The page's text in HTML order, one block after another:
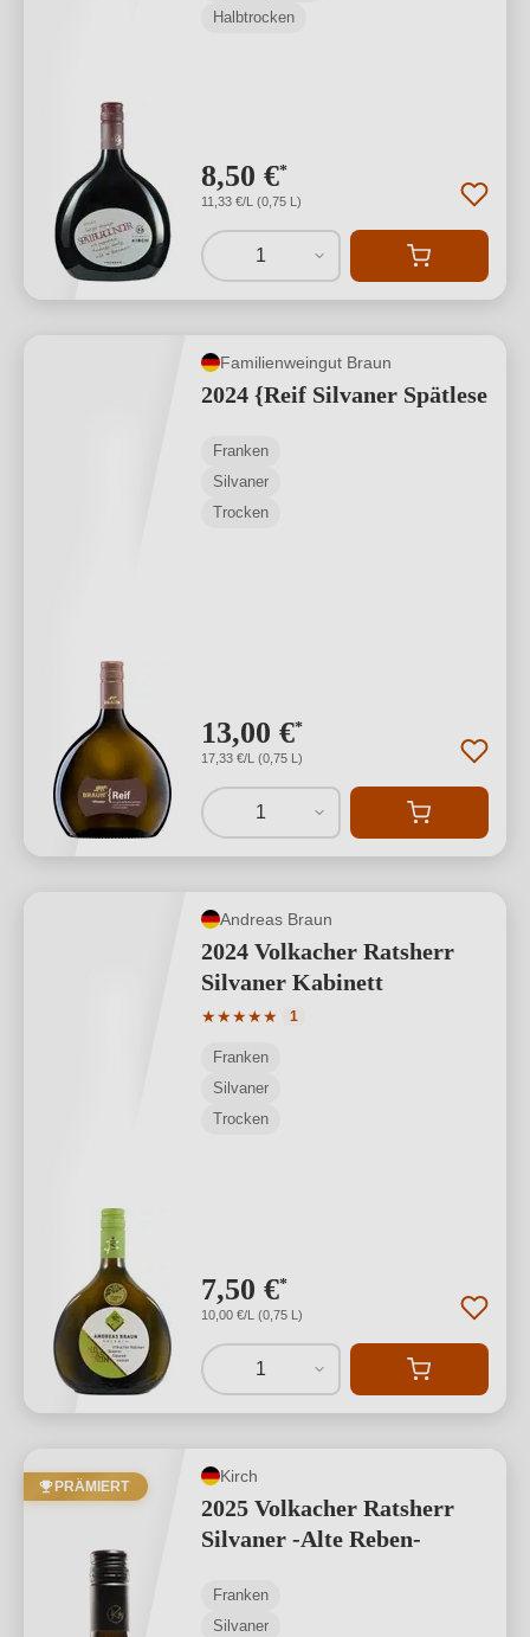
Halbtrocken
8,50 €*
11,33 €/L (0,75 L)
1
Familienweingut Braun
2024 {Reif Silvaner Spätlese
Franken
Silvaner
Trocken
13,00 €*
17,33 €/L (0,75 L)
1
Andreas Braun
2024 Volkacher Ratsherr
Silvaner Kabinett
★★★★★
Durchschnittliche Bewertung von 5
1
Franken
Silvaner
Trocken
7,50 €*
10,00 €/L (0,75 L)
1
PRÄMIERT
Kirch
2025 Volkacher Ratsherr
Silvaner -Alte Reben-
Franken
Silvaner